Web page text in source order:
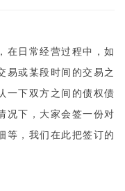
在日常经营过程中，如
易或某段时间的交易之
一下双方之间的债权债
况下，大家会签一份对
等，我们在此把签订的